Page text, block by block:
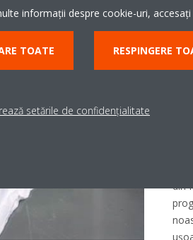
în
din
informații despre cookie-uri,
TOATE RESPINGERE
setările de confidențialitate